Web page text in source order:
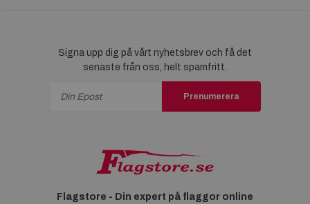
Signa upp dig på vårt nyhetsbrev och få det
senaste från oss, helt spamfritt.
Prenumerera
Flagstore - Din expert på flaggor online